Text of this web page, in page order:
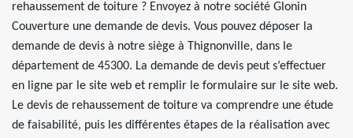
rehaussement de toiture ? Envoyez à notre société Glonin
Couverture une demande de devis. Vous pouvez déposer la
demande de devis à notre siège à Thignonville, dans le
département de 45300. La demande de devis peut s’effectuer
en ligne par le site web et remplir le formulaire sur le site web.
Le devis de rehaussement de toiture va comprendre une étude
de faisabilité, puis les différentes étapes de la réalisation avec